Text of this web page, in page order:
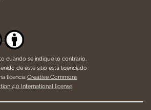
cuando se indique lo contrario,
de este sitio está licenciado
licencia Creative Commons
4.0 International license.